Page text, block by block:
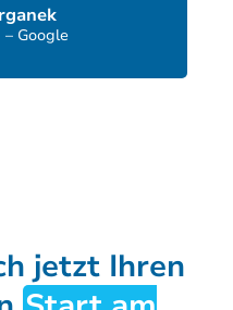
Google
jetzt Ihren